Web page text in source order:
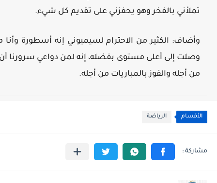
تملأني بالفخر وهو يحفزني على تقديم كل شيء.
وأضاف: الكثير من الاحترام لسيميوني إنه أسطورة وأنا
وصلت إلى أعلى مستوى بفضله، إنه لمن دواعي سرورنا
من أجله والفوز بالمباريات من أجله.
الأقسام الرياضة